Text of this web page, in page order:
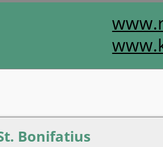
Bonifatius